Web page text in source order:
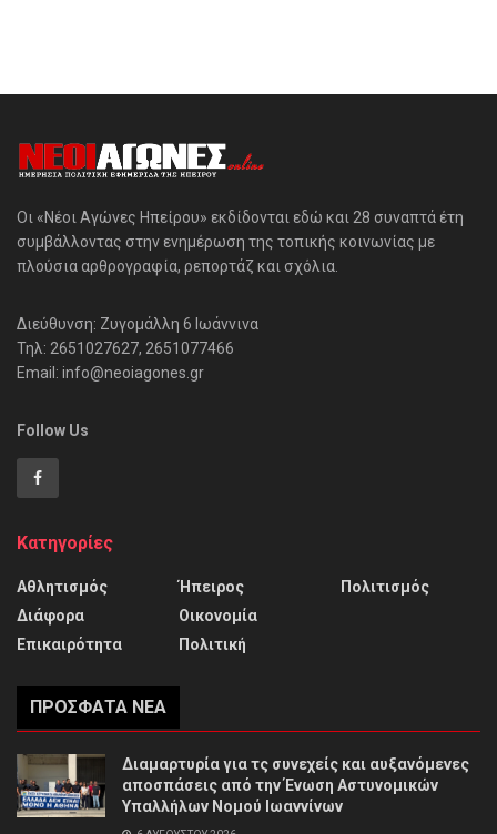
Οι «Νέοι Αγώνες Ηπείρου» εκδίδονται εδώ και 28 συναπτά έτη
συμβάλλοντας στην ενημέρωση της τοπικής κοινωνίας με
πλούσια αρθρογραφία, ρεπορτάζ και σχόλια.
Διεύθυνση: Ζυγομάλλη 6 Ιωάννινα
Τηλ: 2651027627, 2651077466
Email: info@neoiagones.gr
Follow Us
Κατηγορίες
Αθλητισμός
Διάφορα
Επικαιρότητα
Ήπειρος
Οικονομία
Πολιτική
Πολιτισμός
ΠΡΌΣΦΑΤΑ ΝΈΑ
Διαμαρτυρία για τς συνεχείς και αυξανόμενες
αποσπάσεις από την Ένωση Αστυνομικών
Υπαλλήλων Νομού Ιωαννίνων